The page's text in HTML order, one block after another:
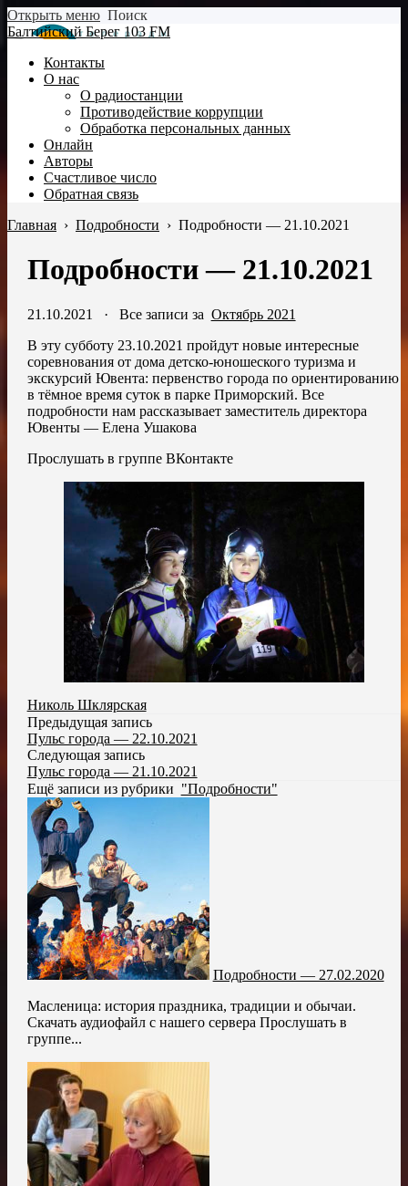
Открыть меню Поиск
Балтийский Берег 103 FM
Контакты
О нас
О радиостанции
Противодействие коррупции
Обработка персональных данных
Онлайн
Авторы
Счастливое число
Обратная связь
Главная › Подробности › Подробности — 21.10.2021
Подробности — 21.10.2021
21.10.2021 · Все записи за Октябрь 2021
В эту субботу 23.10.2021 пройдут новые интересные
соревнования от дома детско-юношеского туризма и
экскурсий Ювента: первенство города по ориентированию
в тёмное время суток в парке Приморский. Все
подробности нам рассказывает заместитель директора
Ювенты — Елена Ушакова
Прослушать в группе ВКонтакте
Николь Шклярская
Предыдущая запись
Пульс города — 22.10.2021
Следующая запись
Пульс города — 21.10.2021
Ещё записи из рубрики "Подробности"
Подробности — 27.02.2020
Масленица: история праздника, традиции и обычаи.
Скачать аудиофайл с нашего сервера Прослушать в
группе...